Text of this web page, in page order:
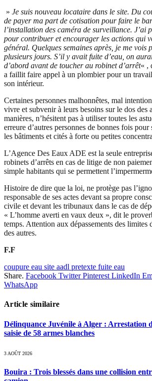
» Je suis nouveau locataire dans le site. Du
de payer ma part de cotisation pour faire le
l’installation des caméra de surveillance. J’ai
pour contribuer et encourager les actions qui
général. Quelques semaines après, je me vois
plusieurs jours. S’il y avait fuite d’eau, on
d’abord avant de toucher au robinet d’arrêt« ,
a faillit faire appel à un plombier pour un
son intérieur.
Certaines personnes malhonnêtes, mal
vivre et subvenir à leurs besoins sur le dos des
manières, n’hésitent pas à utiliser toutes les
erreure d’autres personnes de bonnes fois pour
les bâtiments et cités à forte ou petites
L’Agence Des Eaux ADE est la seule
robinets d’arrêts en cas de litige de non
simple habitants qui se permettent
Histoire de dire que la loi, ne protège pas
responsable de ses actes devant sa propre
civile et devant les tribunaux dans le cas de
« L’homme averti en vaux deux », dit le
temps. Attention aux dépassements des limites
des autres.
F.F
coupure eau site aadl pretexte fuite eau
Share. Facebook Twitter Pinterest LinkedIn
WhatsApp
Article similaire
Délinquance Juvénile à Alger : Arrestation
saisie de 58 armes blanches
3 AOÛT 2026
Bouira : Trois blessés dans une collision